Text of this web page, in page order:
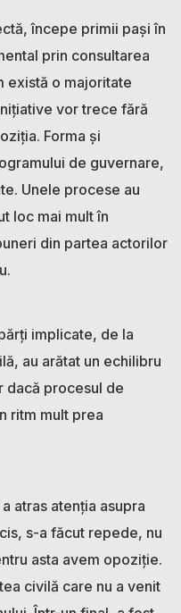
începe primii pași în
prin consultarea
există o majoritate
vor trece fără
Forma și
de guvernare,
Unele procese au
loc mai mult în
din partea actorilor
implicate, de la
au arătat un echilibru
dacă procesul de
ritm mult prea
atras atenția asupra
s-a făcut repede, nu
asta avem opoziție.
civilă care nu a venit